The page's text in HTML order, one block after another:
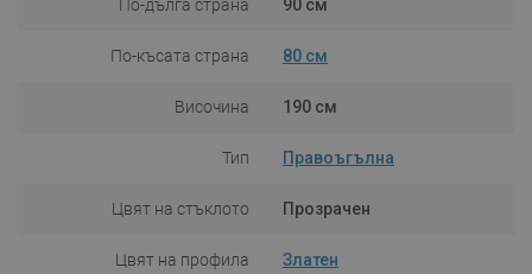
По-дълга страна 90 см
По-късата страна 80 см
Височина 190 см
Тип Правоъгълна
Цвят на стъклото Прозрачен
Цвят на профила Златен